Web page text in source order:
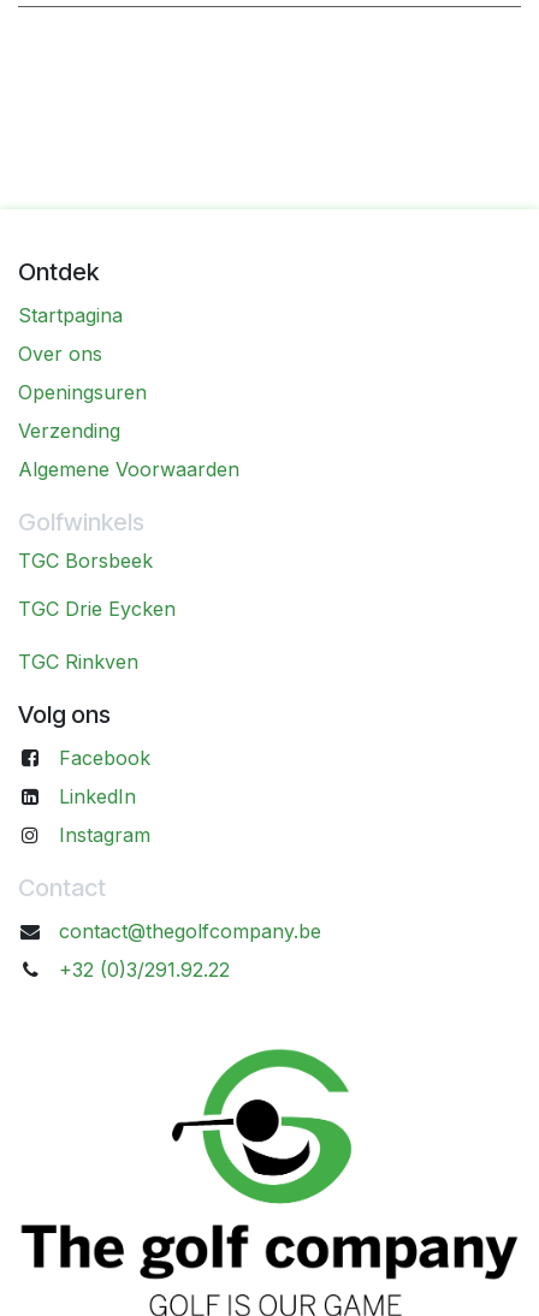
Ontdek
Startpagina
Over ons
Openingsuren
Verzending
Algemene Voorwaarden
Golfwinkels
TGC Borsbeek
TGC Drie Eycken
TGC Rinkven
Volg ons
Facebook
LinkedIn
Instagram
Contact
contact@thegolfcompany.be
+32 (0)3/291.92.22